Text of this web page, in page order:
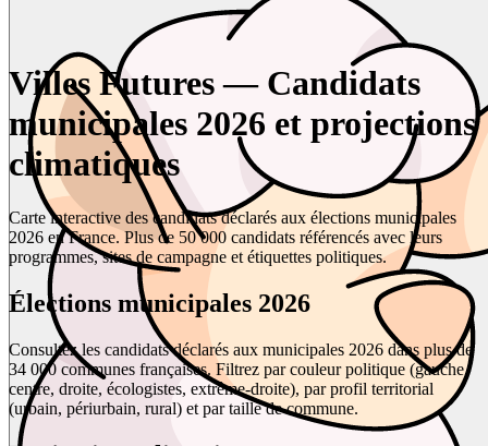
Villes Futures — Candidats
municipales 2026 et projections
climatiques
Carte interactive des candidats déclarés aux élections municipales
2026 en France. Plus de 50 000 candidats référencés avec leurs
programmes, sites de campagne et étiquettes politiques.
Élections municipales 2026
Consultez les candidats déclarés aux municipales 2026 dans plus de
34 000 communes françaises. Filtrez par couleur politique (gauche,
centre, droite, écologistes, extrême-droite), par profil territorial
(urbain, périurbain, rural) et par taille de commune.